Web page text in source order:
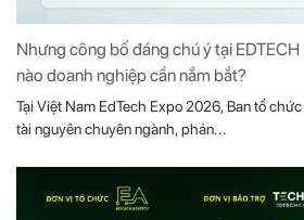
Nhưng công bố đáng chú ý tại
nào doanh nghiệp cần nắm bắt?
Tại Việt Nam EdTech Expo 2026, Ban tổ
tài nguyên chuyên ngành, phản...